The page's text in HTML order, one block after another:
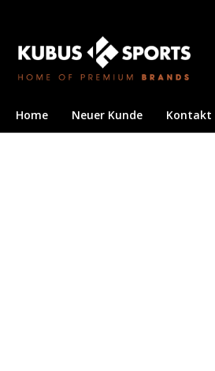
Home Neuer Kunde Kontakt